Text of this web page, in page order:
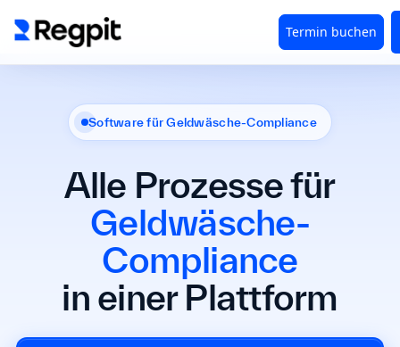
Software für Geldwäsche-Compliance
Alle Prozesse für
Geldwäsche-
Compliance
in einer Plattform